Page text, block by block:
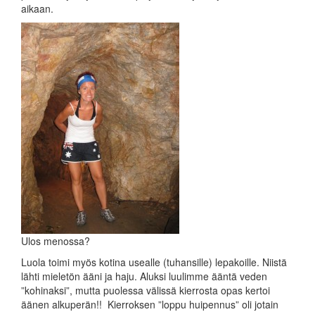
aikaan.
Ulos menossa?
Luola toimi myös kotina usealle (tuhansille) lepakoille. Niistä
lähti mieletön ääni ja haju. Aluksi luulimme ääntä veden
”kohinaksi”, mutta puolessa välissä kierrosta opas kertoi
äänen alkuperän!! Kierroksen ”loppu huipennus” oli jotain